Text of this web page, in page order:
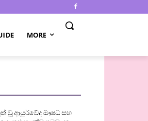
MORE
වූ ආයුර්වේද ඖෂධ සහ